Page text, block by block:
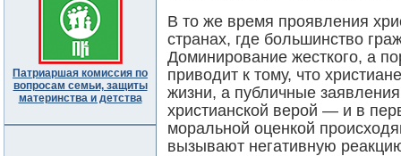
Патриаршая комиссия по
вопросам семьи, защиты
материнства и детства
В то же время проявления
странах, где большинство
Доминирование жесткого, а
приводит к тому, что
жизни, а публичные
христианской верой ― и в
моральной оценкой
вызывают негативную